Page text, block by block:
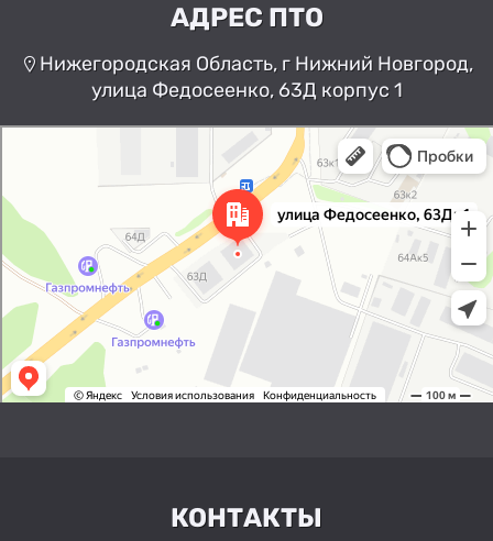
АДРЕС ПТО
Нижегородская Область, г Нижний Новгород,
улица Федосеенко, 63Д корпус 1
Нижний Новгород
Улица Федосеенко, 63Дк1 —
Яндекс Карты
КОНТАКТЫ